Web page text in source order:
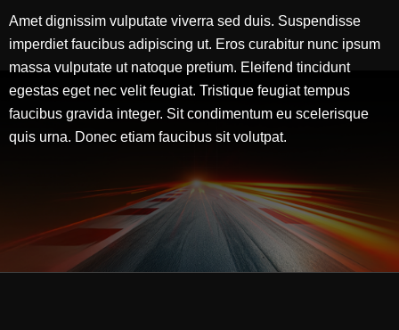
Amet dignissim vulputate viverra sed duis. Suspendisse
imperdiet faucibus adipiscing ut. Eros curabitur nunc ipsum
massa vulputate ut natoque pretium. Eleifend tincidunt
egestas eget nec velit feugiat. Tristique feugiat tempus
faucibus gravida integer. Sit condimentum eu scelerisque
quis urna. Donec etiam faucibus sit volutpat.